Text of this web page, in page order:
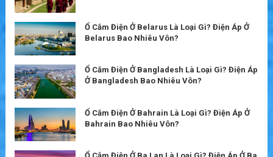
Ổ Cắm Điện Ở Belarus Là Loại Gì? Điện Áp Ở
Belarus Bao Nhiêu Vôn?
Ổ Cắm Điện Ở Bangladesh Là Loại Gì? Điện Áp
Ở Bangladesh Bao Nhiêu Vôn?
Ổ Cắm Điện Ở Bahrain Là Loại Gì? Điện Áp Ở
Bahrain Bao Nhiêu Vôn?